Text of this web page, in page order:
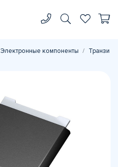
Электронные компоненты